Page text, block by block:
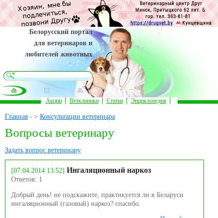
Белорусский портал
для ветеринаров и
любителей животных
Главная - > Консультации ветеринара
Вопросы ветеринару
Задать вопрос ветеринару
[07.04.2014 13:52] Ингаляционный наркоз
Ответов: 1
Добрый день! не подскажите, практикуется ли в Беларуси
ингаляционный (газовый) наркоз? спасибо.
Акции Ветклиники Статьи Энциклопедия